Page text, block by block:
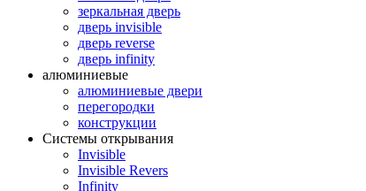
зеркальная дверь
дверь invisible
дверь reverse
дверь infinity
алюминиевые
алюминиевые двери
перегородки
конструкции
Системы открывания
Invisible
Invisible Revers
Infinity